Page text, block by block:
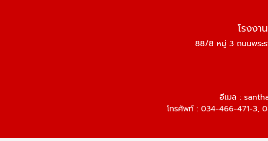
โรงง
88/8 หมู่ 3 ถนนพระ
อีเมล :
โทรศัพท์ : 034-466-471-3,